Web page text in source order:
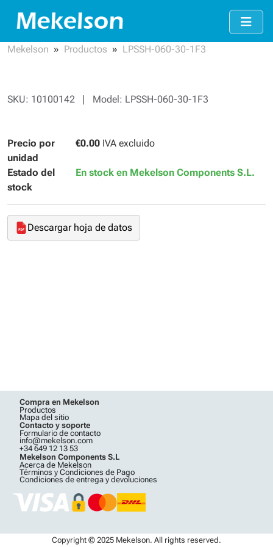
Mekelson Productos LPSSH-060-30-1F3
SKU: 10100142 | Model: LPSSH-060-30-1F3
Precio por
unidad
€0.00 IVA excluido
Estado del
stock
En stock en Mekelson Components S.L.
Descargar hoja de datos
Compra en Mekelson
Productos
Mapa del sitio
Contacto y soporte
Formulario de contacto
info@mekelson.com
+34 649 12 13 53
Mekelson Components S.L
Acerca de Mekelson
Términos y Condiciones de Pago
Condiciones de entrega y devoluciones
Copyright © 2025 Mekelson. All rights reserved.